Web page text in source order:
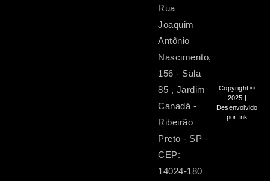
Rua
Joaquim
Antônio
Nascimento,
156 - Sala
85 , Jardim
Canadá -
Ribeirão
Preto - SP -
CEP:
14024-180
Copyright ©
2025 |
Desenvolvido
por Ink